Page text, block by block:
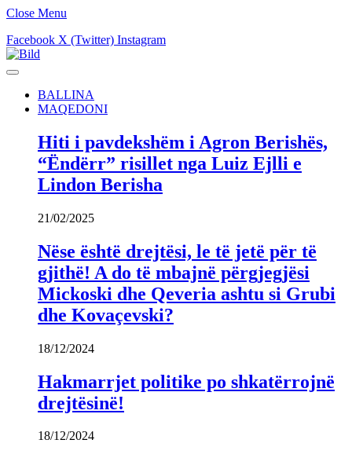
Close Menu
Facebook X (Twitter) Instagram
BALLINA
MAQEDONI
Hiti i pavdekshëm i Agron Berishës,
“Ëndërr” risillet nga Luiz Ejlli e
Lindon Berisha
21/02/2025
Nëse është drejtësi, le të jetë për të
gjithë! A do të mbajnë përgjegjësi
Mickoski dhe Qeveria ashtu si Grubi
dhe Kovaçevski?
18/12/2024
Hakmarrjet politike po shkatërrojnë
drejtësinë!
18/12/2024